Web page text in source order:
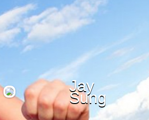
好康優惠
最新留言 Jay
Sung